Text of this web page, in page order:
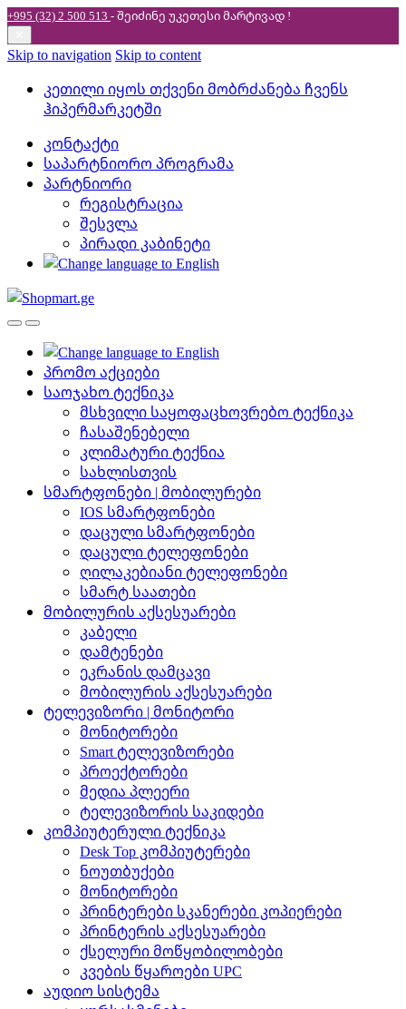
+995 (32) 2 500 513 - შეიძინე უკეთესიმარტივად !
Skip to navigation Skip to content
კეთილი იყოს თქვენი მობრძანება ჩვენს
ჰიპერმარკეტში
კონტაქტი
საპარტნიორო პროგრამა
პარტნიორი
რეგისტრაცია
შესვლა
პირადი კაბინეტი
პრომო აქციები
საოჯახო ტექნიკა
მსხვილი საყოფაცხოვრებო ტექნიკა
ჩასაშენებელი
კლიმატური ტექნია
სახლისთვის
სმარტფონები | მობილურები
IOS სმარტფონები
დაცული სმარტფონები
დაცული ტელეფონები
ღილაკებიანი ტელეფონები
სმარტ საათები
მობილურის აქსესუარები
კაბელი
დამტენები
ეკრანის დამცავი
მობილურის აქსესუარები
ტელევიზორი | მონიტორი
მონიტორები
Smart ტელევიზორები
პროექტორები
მედია პლეერი
ტელევიზორის საკიდები
კომპიუტერული ტექნიკა
Desk Top კომპიუტერები
ნოუთბუქები
მონიტორები
პრინტერები სკანერები კოპიერები
პრინტერის აქსესუარები
ქსელური მოწყობილობები
კვების წყაროები UPC
აუდიო სისტემა